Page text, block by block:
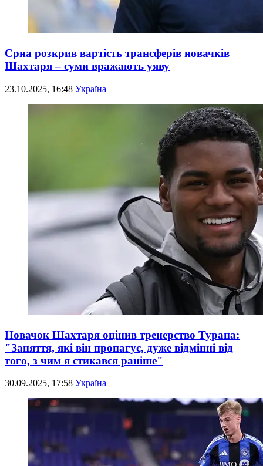
Срна розкрив вартість трансферів новачків
Шахтаря – суми вражають уяву
23.10.2025, 16:48 Україна
Новачок Шахтаря оцінив тренерство Турана:
"Заняття, які він пропагує, дуже відмінні від
того, з чим я стикався раніше"
30.09.2025, 17:58 Україна